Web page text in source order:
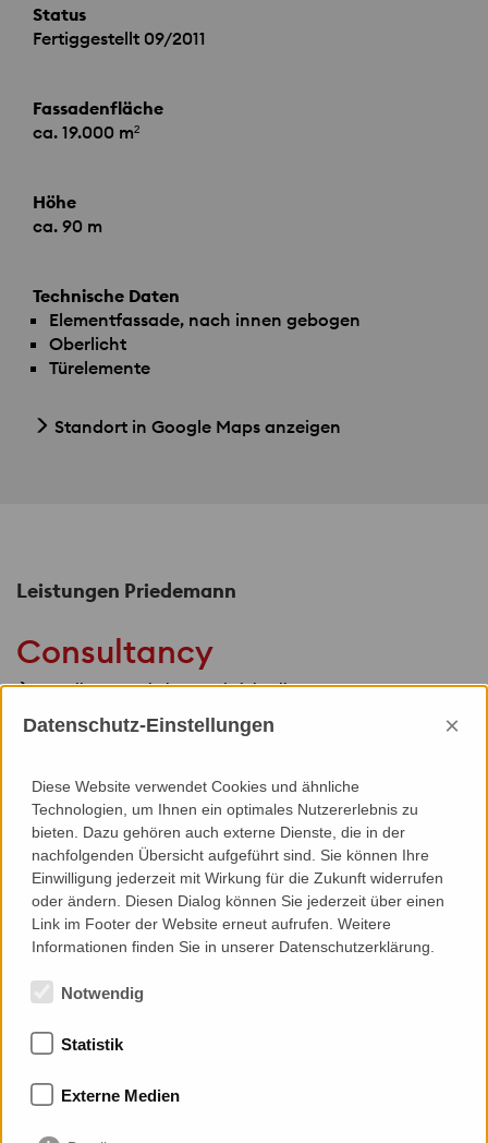
Status
Fertiggestellt 09/2011
Fassadenfläche
ca. 19.000 m²
Höhe
ca. 90 m
Technische Daten
Elementfassade, nach innen gebogen
Oberlicht
Türelemente
Standort in Google Maps anzeigen
Leistungen Priedemann
Consultancy
Grundlagenermittlung und Zielstellung
Leistungsbeschreibung / Vergabe-Dokumentation
Specials
3D-Modellierung
Mitgliedschaften
Datenschutz-Einstellungen ×
Diese Website verwendet Cookies und ähnliche
Technologien, um Ihnen ein optimales Nutzererlebnis zu
bieten. Dazu gehören auch externe Dienste, die in der
nachfolgenden Übersicht aufgeführt sind. Sie können Ihre
Einwilligung jederzeit mit Wirkung für die Zukunft widerrufen
oder ändern. Diesen Dialog können Sie jederzeit über einen
Link im Footer der Website erneut aufrufen. Weitere
Informationen finden Sie in unserer Datenschutzerklärung.
Notwendig
Statistik
Externe Medien